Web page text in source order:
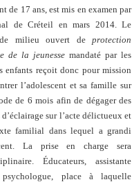
de 17 ans, est mis en examen par
de Créteil en mars 2014. Le
milieu ouvert de protection
de la jeunesse mandaté par les
enfants reçoit donc pour mission
l’adolescent et sa famille sur
de 6 mois afin de dégager des
d’éclairage sur l’acte délictueux et
familial dans lequel a grandi
La prise en charge sera
Éducateurs, assistante
psychologue, place à laquelle